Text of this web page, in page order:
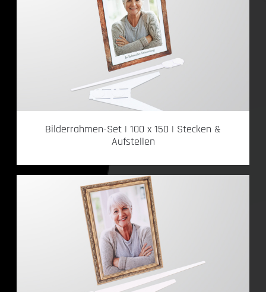
Bilderrahmen-Set | 100 x 150 | Stecken &
Aufstellen